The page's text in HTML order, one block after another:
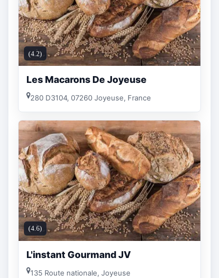
(4.2)
Les Macarons De Joyeuse
280 D3104, 07260 Joyeuse, France
(4.6)
L'instant Gourmand JV
135 Route nationale, Joyeuse